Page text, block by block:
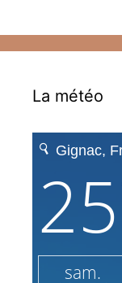
La météo